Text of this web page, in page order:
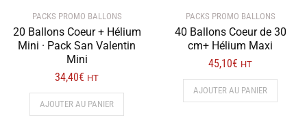
PACKS PROMO BALLONS
20 Ballons Coeur + Hélium
Mini · Pack San Valentin
Mini
34,40€ HT
AJOUTER AU PANIER
PACKS PROMO BALLONS
40 Ballons Coeur de 30
cm+ Hélium Maxi
45,10€ HT
AJOUTER AU PANIER